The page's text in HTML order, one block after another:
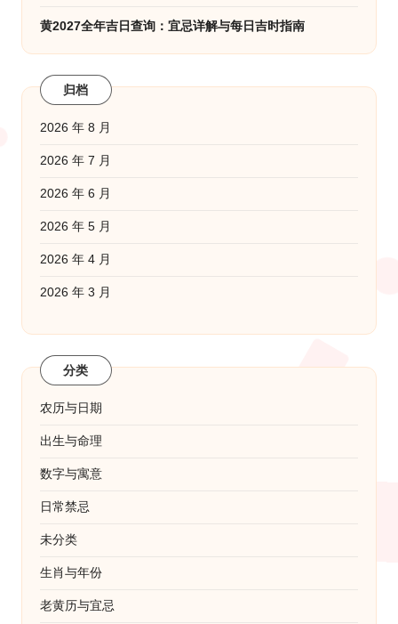
黄2027全年吉日查询：宜忌详解与每日吉时指南
归档
2026 年 8 月
2026 年 7 月
2026 年 6 月
2026 年 5 月
2026 年 4 月
2026 年 3 月
分类
农历与日期
出生与命理
数字与寓意
日常禁忌
未分类
生肖与年份
老黄历与宜忌